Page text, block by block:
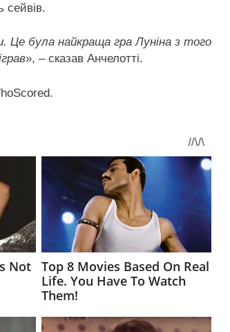
сейвів.
Це була найкраща гра Луніна з того
», – сказав Анчелотті.